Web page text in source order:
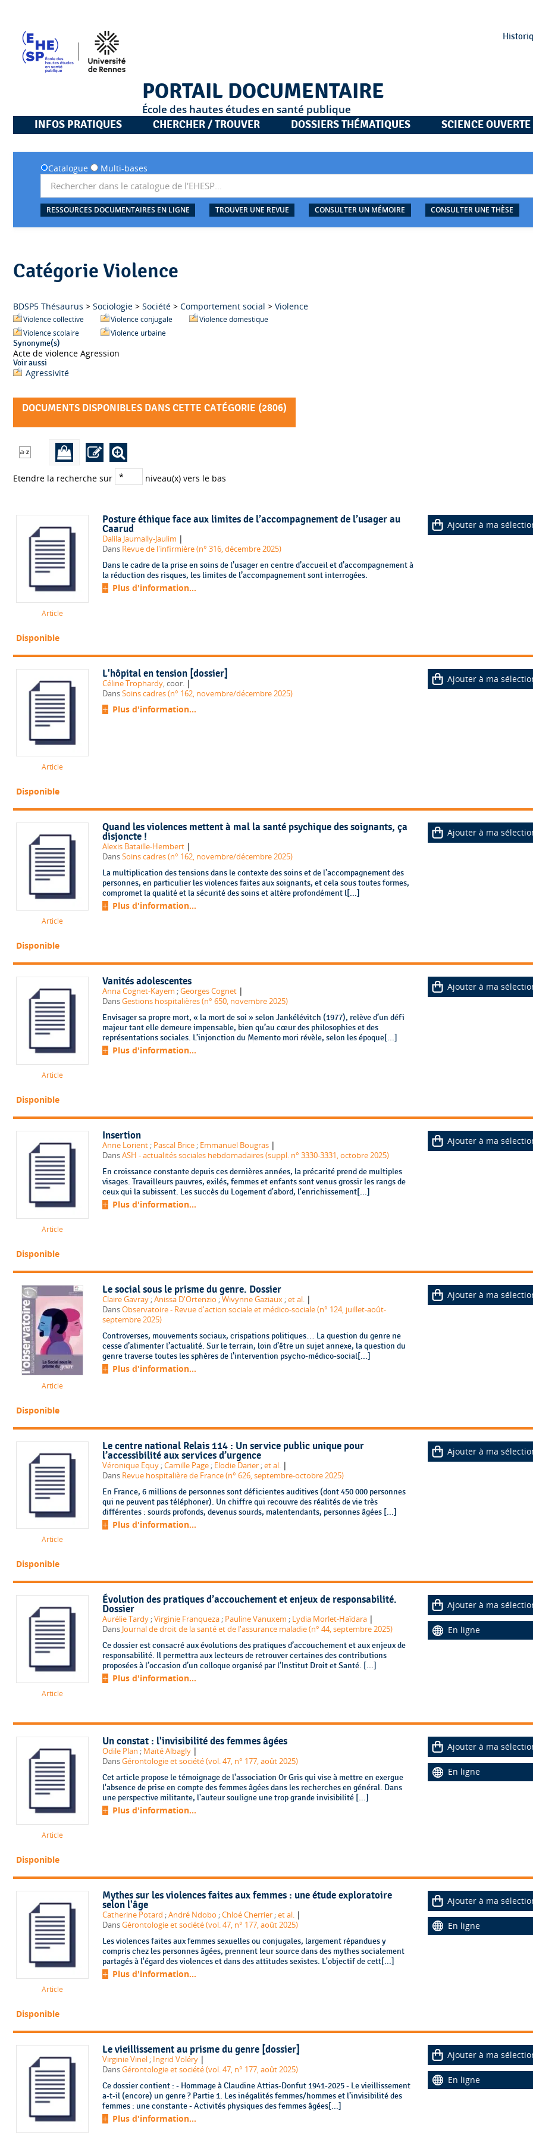
PORTAIL DOCUMENTAIRE
École des hautes études en santé publique
INFOS PRATIQUES
CHERCHER / TROUVER DOSSIERS THÉMATIQUES SCIENCE OUVERTE
Catalogue Multi-bases
RESSOURCES DOCUMENTAIRES EN LIGNE TROUVER UNE REVUE CONSULTER UN MÉMOIRE CONSULTER UNE THÈSE
Catégorie Violence
BDSP5 Thésaurus > Sociologie > Société > Comportement social > Violence
Violence collective Violence conjugale
Violence domestique
Violence scolaire
Violence urbaine
Synonyme(s)
Acte de violence Agression
Voir aussi
Agressivité
DOCUMENTS DISPONIBLES DANS CETTE CATÉGORIE (2806)
Etendre la recherche sur niveau(x) vers le bas
Article
Posture éthique face aux limites de l’accompagnement de l’usager au
Caarud
Dalila Jaumally-Jaulim |
Dans Revue de l'infirmière (n° 316, décembre 2025)
Dans le cadre de la prise en soins de l’usager en centre d’accueil et d’accompagnement à
la réduction des risques, les limites de l’accompagnement sont interrogées.
Plus d'information...
Ajouter à ma
Disponible
Article
L'hôpital en tension [dossier]
Céline Trophardy, coor. |
DansSoins cadres (n° 162, novembre/décembre 2025)
Plus d'information...
Ajouter à ma
Disponible
Article
Quand les violences mettent à mal la santé psychique des soignants, ça
disjoncte !
Alexis Bataille-Hembert |
DansSoins cadres (n° 162, novembre/décembre 2025)
La multiplication des tensions dans le contexte des soins et de l’accompagnement des
personnes, en particulier les violences faites aux soignants, et cela sous toutes formes,
compromet la qualité et la sécurité des soins et altère profondément l[...]
Plus d'information...
Ajouter à ma
Disponible
Article
Vanités adolescentes
Anna Cognet-Kayem ;Georges Cognet |
DansGestions hospitalières (n° 650, novembre 2025)
Envisager sa propre mort, « la mort de soi » selon Jankélévitch (1977), relève d’un défi
majeur tant elle demeure impensable, bien qu’au cœur des philosophies et des
représentations sociales. L’injonction du Memento mori révèle, selon les époque[...]
Plus d'information...
Ajouter à ma
Disponible
Article
Insertion
Anne Lorient ; Pascal Brice ; Emmanuel Bougras |
DansASH - actualités sociales hebdomadaires (suppl. n° 3330-3331, octobre 2025)
En croissance constante depuis ces dernières années, la précarité prend de multiples
visages. Travailleurs pauvres, exilés, femmes et enfants sont venus grossir les rangs de
ceux qui la subissent. Les succès du Logement d'abord, l'enrichissement[...]
Plus d'information...
Ajouter à ma
Disponible
Article
Le social sous le prisme du genre. Dossier
Claire Gavray ;Anissa D'Ortenzio ;Wivynne Gaziaux ;et al. |
DansObservatoire - Revue d'action sociale et médico-sociale (n° 124, juillet-août-
septembre 2025)
Controverses, mouvements sociaux, crispations politiques… La question du genre ne
cesse d’alimenter l’actualité. Sur le terrain, loin d’être un sujet annexe, la question du
genre traverse toutes les sphères de l’intervention psycho-médico-social[...]
Plus d'information...
Ajouter à ma
Disponible
Article
Le centre national Relais 114 : Un service public unique pour
l’accessibilité aux services d’urgence
Véronique Equy ;Camille Page ; Elodie Darier ;et al. |
Dans Revue hospitalière de France (n° 626, septembre-octobre 2025)
En France, 6 millions de personnes sont déficientes auditives (dont 450 000 personnes
qui ne peuvent pas téléphoner). Un chiffre qui recouvre des réalités de vie très
différentes : sourds profonds, devenus sourds, malentendants, personnes âgées [...]
Plus d'information...
Ajouter à ma
Disponible
Article
Évolution des pratiques d’accouchement et enjeux de responsabilité.
Dossier
Aurélie Tardy;Virginie Franqueza; Pauline Vanuxem ; Lydia Morlet-Haïdara |
DansJournal de droit de la santé et de l'assurance maladie (n° 44, septembre 2025)
Ce dossier est consacré aux évolutions des pratiques d’accouchement et aux enjeux de
responsabilité. Il permettra aux lecteurs de retrouver certaines des contributions
proposées à l’occasion d’un colloque organisé par l’Institut Droit et Santé. [...]
Plus d'information...
Ajouter à ma
En ligne
Article
Un constat : l'invisibilité des femmes âgées
Odile Plan ; Maïté Albagly |
DansGérontologie et société (vol. 47, n° 177, août 2025)
Cet article propose le témoignage de l'association Or Gris qui vise à mettre en exergue
l'absence de prise en compte des femmes âgées dans les recherches en général. Dans
une perspective militante, l'auteur souligne une trop grande invisibilité [...]
Plus d'information...
Ajouter à ma
En ligne
Disponible
Article
Mythes sur les violences faites aux femmes : une étude exploratoire
selon l'âge
Catherine Potard ;André Ndobo ;Chloé Cherrier ;et al. |
DansGérontologie et société (vol. 47, n° 177, août 2025)
Les violences faites aux femmes sexuelles ou conjugales, largement répandues y
compris chez les personnes âgées, prennent leur source dans des mythes socialement
partagés à l'égard des violences et dans des attitudes sexistes. L'objectif de cett[...]
Plus d'information...
Ajouter à ma
En ligne
Disponible
Le vieillissement au prisme du genre [dossier]
Virginie Vinel ; Ingrid Voléry |
DansGérontologie et société (vol. 47, n° 177, août 2025)
Ce dossier contient : - Hommage à Claudine Attias-Donfut 1941-2025 - Le vieillissement
a-t-il (encore) un genre ? Partie 1. Les inégalités femmes/hommes et l’invisibilité des
femmes : une constante - Activités physiques des femmes âgées[...]
Plus d'information...
Ajouter à ma
En ligne